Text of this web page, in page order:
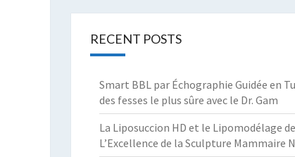
RECENT POSTS
Smart BBL par Échographie Guidée en
des fesses le plus sûre avec le Dr. Gam
La Liposuccion HD et le Lipomodélage
L’Excellence de la Sculpture Mammaire